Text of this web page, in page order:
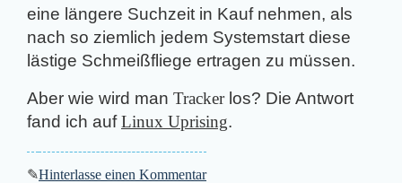
eine längere Suchzeit in Kauf nehmen, als
nach so ziemlich jedem Systemstart diese
lästige Schmeißfliege ertragen zu müssen.
Aber wie wird man Trackerlos? Die Antwort
fand ich aufLinux Uprising.
✎Hinterlasse einen Kommentar